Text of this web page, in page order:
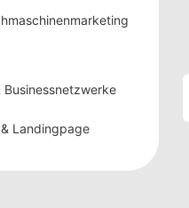
Businessnetzwerke
Landingpage